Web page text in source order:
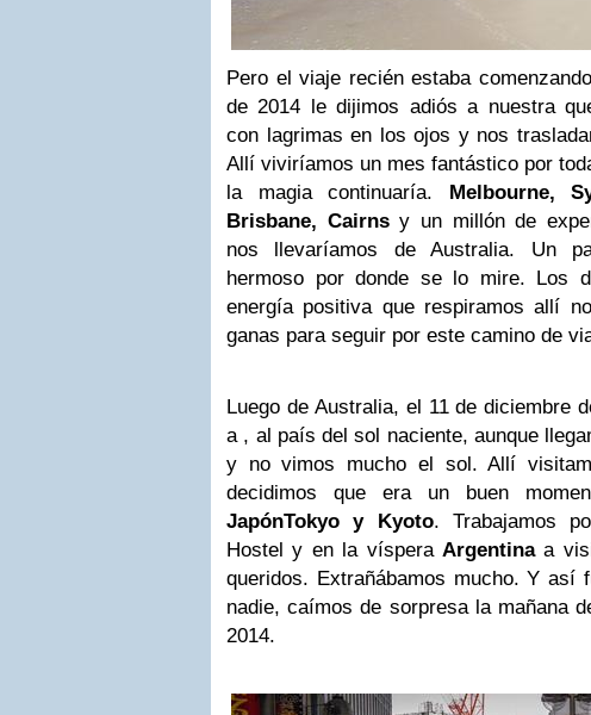
Pero el viaje recién estaba
de 2014 le dijimos adiós a nuestra
con lagrimas en los ojos y nos
Allí viviríamos un mes fantástico por
la magia continuaría. Melbourne,
Brisbane, Cairnsy un millón de
nos llevaríamos de Australia. Un
hermoso por donde se lo mire. Los
energía positiva que respiramos allí
ganas para seguir por este camino de
Luego de Australia, el 11 de diciembre
a , al país del sol naciente, aunque
y no vimos mucho el sol. Allí
decidimos que era un buen
JapónTokyo y Kyoto. Trabajamos
Hostel y en la víspera Argentinaa
queridos. Extrañábamos mucho. Y así
nadie, caímos de sorpresa la mañana
2014.